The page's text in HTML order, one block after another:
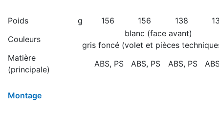
Poids g 156 156 138
Couleurs
blanc (face avant)
gris foncé (volet et pièces
Matière
(principale)
ABS, PS ABS, PS ABS, PS
Montage